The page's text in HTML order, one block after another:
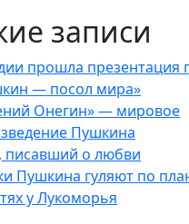
записи
прошла презентация
— посол мира»
Онегин» — мировое
Пушкина
писавший о любви
Пушкина гуляют по
у Лукоморья